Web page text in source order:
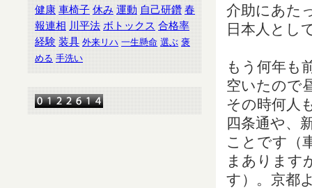
介助にあた
日本人とし
もう何年も
空いたので
その時何人
四条通や、
ことです（
まあります
す）。京都
健康 車椅子 休み 運動 自己研鑽 春
報連相 川平法 ボトックス 合格率
経験 装具 外来リハ 一生懸命 選ぶ 褒
める 手洗い